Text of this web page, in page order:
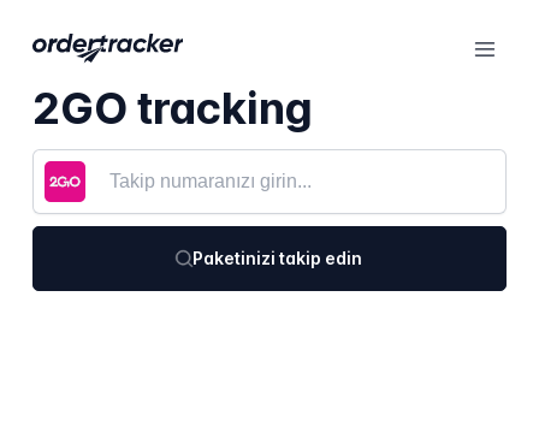
2GO tracking
Paketinizi takip edin